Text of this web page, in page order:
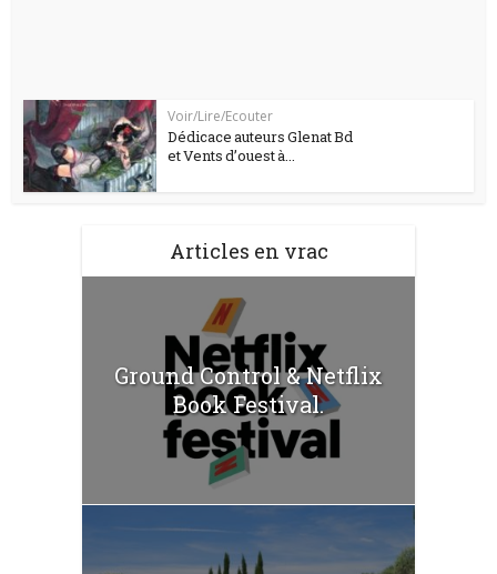
Voir/Lire/Ecouter
Dédicace auteurs Glenat Bd
et Vents d’ouest à...
Articles en vrac
Ground Control & Netflix
Book Festival.